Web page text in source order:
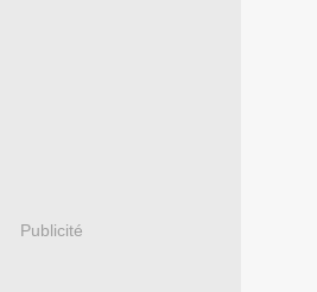
Publicité